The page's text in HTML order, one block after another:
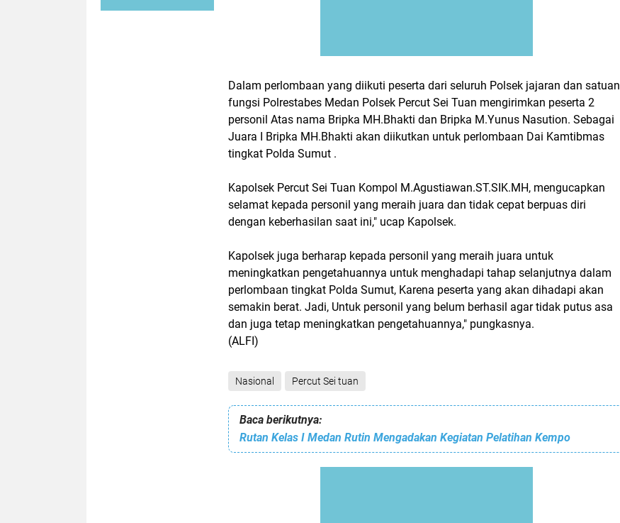
Dalam perlombaan yang diikuti peserta dari seluruh Polsek jajaran dan satuan
fungsi Polrestabes Medan Polsek Percut Sei Tuan mengirimkan peserta 2
personil Atas nama Bripka MH.Bhakti dan Bripka M.Yunus Nasution. Sebagai
Juara I Bripka MH.Bhakti akan diikutkan untuk perlombaan Dai Kamtibmas
tingkat Polda Sumut .
Kapolsek Percut Sei Tuan Kompol M.Agustiawan.ST.SIK.MH, mengucapkan
selamat kepada personil yang meraih juara dan tidak cepat berpuas diri
dengan keberhasilan saat ini," ucap Kapolsek.
Kapolsek juga berharap kepada personil yang meraih juara untuk
meningkatkan pengetahuannya untuk menghadapi tahap selanjutnya dalam
perlombaan tingkat Polda Sumut, Karena peserta yang akan dihadapi akan
semakin berat. Jadi, Untuk personil yang belum berhasil agar tidak putus asa
dan juga tetap meningkatkan pengetahuannya," pungkasnya.
(ALFI)
Nasional Percut Sei tuan
Baca berikutnya:
Rutan Kelas I Medan Rutin Mengadakan Kegiatan Pelatihan Kempo